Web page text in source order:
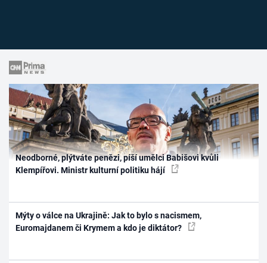
Neodborné, plýtváte penězi, píší umělci Babišovi kvůli
Klempířovi. Ministr kulturní politiku hájí
Mýty o válce na Ukrajině: Jak to bylo s nacismem,
Euromajdanem či Krymem a kdo je diktátor?